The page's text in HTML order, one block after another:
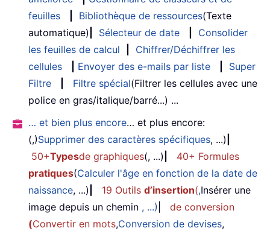
feuilles
Bibliothèque de ressources(Texte
automatique)
Sélecteur de date
Consolider
les feuilles de calcul
Chiffrer/Déchiffrer les
cellules
Envoyer des e-mails par liste
Super
Filtre
Filtre spécial(Filtrer les cellules avec une
police en gras/italique/barré...) ...
… et bien plus encore… et plus encore:
(,)Supprimer des caractères spécifiques, ...)
50+Typesde graphiques(, ...)
40+ Formules
pratiques(Calculer l'âge en fonction de la date de
naissance, ...) 19 Outils d’insertion(,Insérer une
image depuis un chemin , ...)
de conversion
(Convertir en mots,Conversion de devises,